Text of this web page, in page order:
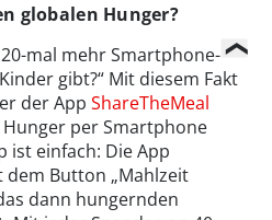
globalen Hunger?
mal mehr Smartphone-
gibt?“ Mit diesem Fakt
der App ShareTheMeal
per Smartphone
ist einfach: Die App
Button „Mahlzeit
dann hungernden